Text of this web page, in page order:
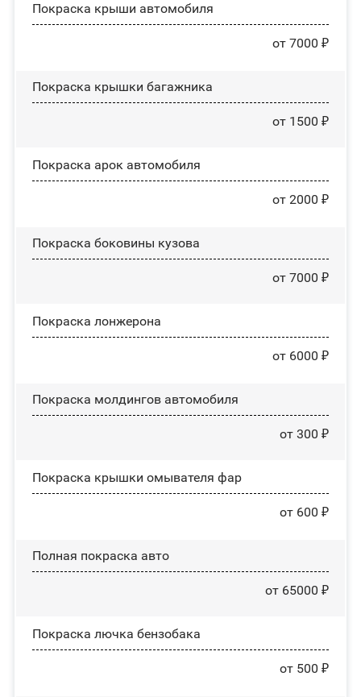
Покраска крыши автомобиля
от 7000 ₽
Покраска крышки багажника
от 1500 ₽
Покраска арок автомобиля
от 2000 ₽
Покраска боковины кузова
от 7000 ₽
Покраска лонжерона
от 6000 ₽
Покраска молдингов автомобиля
от 300 ₽
Покраска крышки омывателя фар
от 600 ₽
Полная покраска авто
от 65000 ₽
Покраска лючка бензобака
от 500 ₽